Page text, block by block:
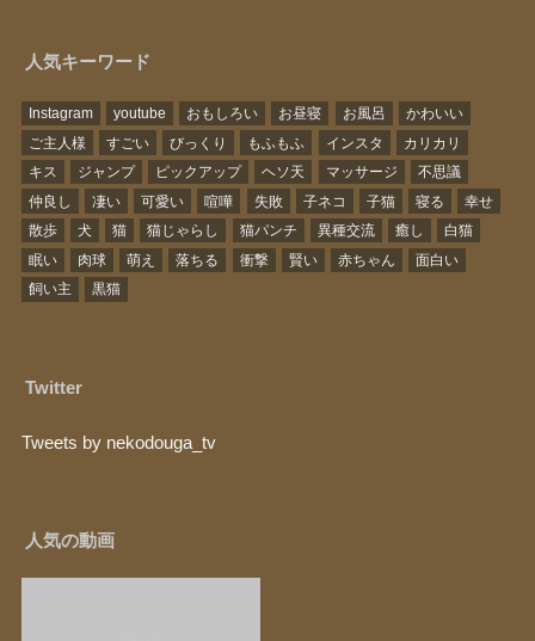
人気キーワード
Instagram youtube おもしろい お昼寝 お風呂
かわいい
ご主人様
すごい びっくり もふもふ インスタ
カリカリ
キス
ジャンプ ピックアップ ヘソ天 マッサージ
不思議
仲良し
凄い 可愛い 喧嘩 失敗 子ネコ 子猫 寝る
幸せ
散歩
犬 猫 猫じゃらし 猫パンチ 異種交流 癒し
白猫
眠い
肉球 萌え 落ちる 衝撃 賢い 赤ちゃん
面白い
飼い主
黒猫
Twitter
Tweets by nekodouga_tv
人気の動画